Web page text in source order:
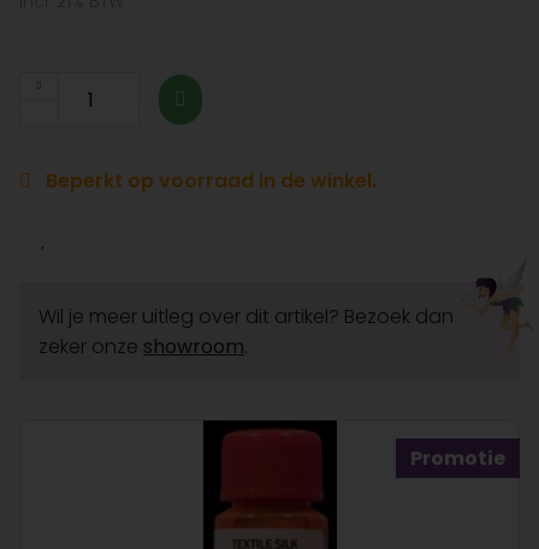
Beperkt op voorraad in de winkel.
Wil je meer uitleg over dit artikel? Bezoek dan
zeker onze showroom.
Promotie